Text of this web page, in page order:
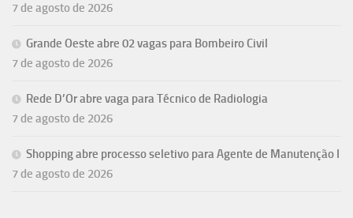
7 de agosto de 2026
Grande Oeste abre 02 vagas para Bombeiro Civil
7 de agosto de 2026
Rede D’Or abre vaga para Técnico de Radiologia
7 de agosto de 2026
Shopping abre processo seletivo para Agente de Manutenção I
7 de agosto de 2026